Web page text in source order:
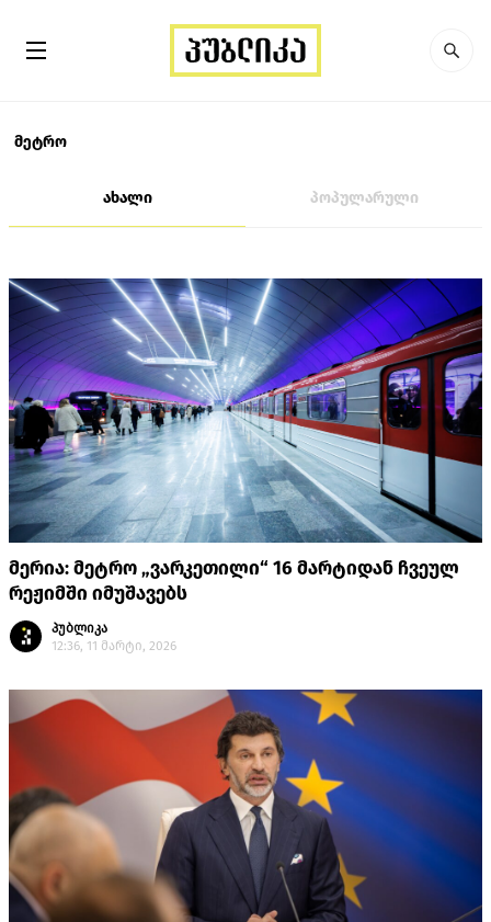
მეტრო
ახალი პოპულარული
მერია: მეტრო „ვარკეთილი“ 16 მარტიდან ჩვეულ
რეჟიმში იმუშავებს
პუბლიკა
12:36, 11 მარტი, 2026